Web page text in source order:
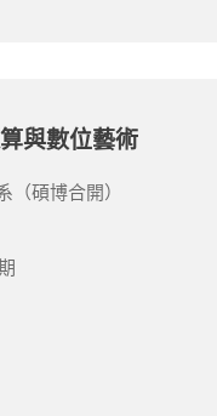
與數位藝術
（碩博合開）